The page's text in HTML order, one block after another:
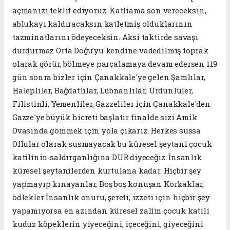
açmanızı teklif ediyoruz. Katliama son vereceksin,
ablukayı kaldıracaksın katletmiş olduklarının
tazminatlarını ödeyeceksin. Aksi taktirde savaşı
durdurmaz Orta Doğu’yu kendine vadedilmiş toprak
olarak görür, bölmeye parçalamaya devam edersen 119
gün sonra bizler için Çanakkale'ye gelen Şamlılar,
Halepliler, Bağdatlılar, Lübnanlılar, Ürdünlüler,
Filistinli, Yemenliler, Gazzeliler için Çanakkale'den
Gazze'ye büyük hicreti başlatır finalde sizi Amik
Ovasında gömmek için yola çıkarız. Herkes sussa
Oflular olarak susmayacak bu küresel şeytani çocuk
katilinin saldırganlığına DUR diyeceğiz. İnsanlık
küresel şeytanilerden kurtulana kadar. Hiçbir şey
yapmayıp kınayanlar, Boş boş konuşan Korkaklar,
ödlekler İnsanlık onuru, şerefi, izzeti için hiçbir şey
yapamıyorsa en azından küresel zalim çocuk katili
kuduz köpeklerin yiyeceğini, içeceğini, giyeceğini